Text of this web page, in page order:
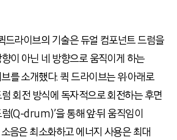
드라이브의 기술은 듀얼 컴포넌트 드럼을
이 아닌 네 방향으로 움직이게 하는
를 소개했다. 퀵 드라이브는 위·아래로
회전 방식에 독자적으로 회전하는 후면
(Q-drum)’을 통해 앞·뒤 움직임이
음은 최소화하고 에너지 사용은 최대